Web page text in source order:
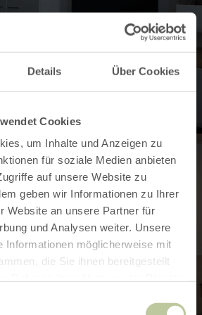
Details Über Cookies
Cookies
um Inhalte und Anzeigen zu
für soziale Medien anbieten
auf unsere Website zu
geben wir Informationen zu Ihrer
Website an unsere Partner für
und Analysen weiter. Unsere
Informationen möglicherweise mit
die Sie ihnen bereitgestellt